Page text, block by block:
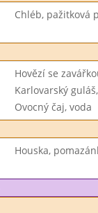
Chléb, pažitková
Hovězí se
Karlovarský
Ovocný čaj, voda
Houska,